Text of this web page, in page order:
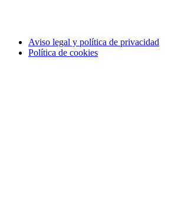
Aviso legal y política de privacidad
Política de cookies